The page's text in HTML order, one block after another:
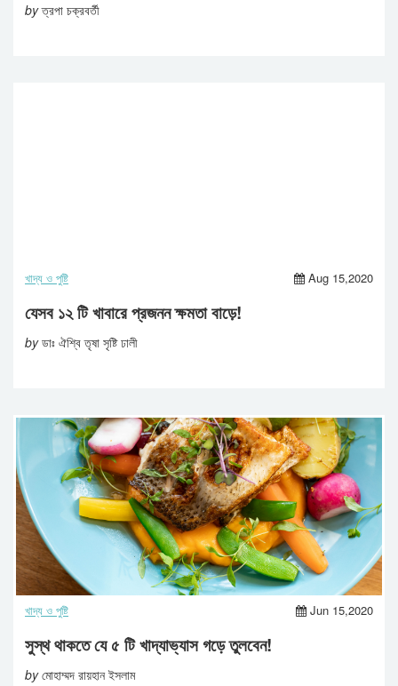
byত্রপা চক্রবর্তী
খাদ্য ও পুষ্টি Aug 15,2020
যেসব ১২ টি খাবারে প্রজনন ক্ষমতা বাড়ে!
byডাঃ ঐশ্বি তৃষা সৃষ্টি ঢালী
খাদ্য ও পুষ্টি Jun 15,2020
সুস্থ থাকতে যে ৫ টি খাদ্যাভ্যাস গড়ে তুলবেন!
byমোহাম্মদ রায়হান ইসলাম